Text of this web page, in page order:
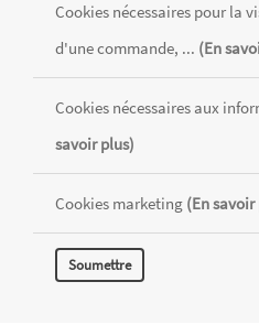
Cookies nécessaires pour la
d'une commande, ... (En
Cookies nécessaires aux
savoir plus)
Cookies marketing (En savoir
Soumettre
Tous les produits sont vendus dans la
chaque magasin, toutes taxes
MENTIONS LÉGALES